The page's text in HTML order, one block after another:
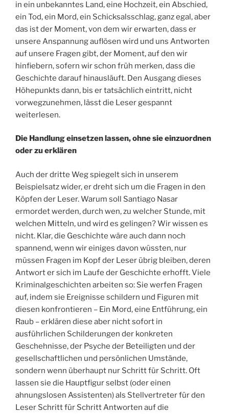
in ein unbekanntes Land, eine Hochzeit, ein Abschied,
ein Tod, ein Mord, ein Schicksalsschlag, ganz egal, aber
das ist der Moment, von dem wir erwarten, dass er
unsere Anspannung auflösen wird und uns Antworten
auf unsere Fragen gibt, der Moment, auf den wir
hinfiebern, sofern wir schon früh merken, dass die
Geschichte darauf hinausläuft. Den Ausgang dieses
Höhepunkts dann, bis er tatsächlich eintritt, nicht
vorwegzunehmen, lässt die Leser gespannt
weiterlesen.
Die Handlung einsetzen lassen, ohne sie einzuordnen
oder zu erklären
Auch der dritte Weg spiegelt sich in unserem
Beispielsatz wider, er dreht sich um die Fragen in den
Köpfen der Leser. Warum soll Santiago Nasar
ermordet werden, durch wen, zu welcher Stunde, mit
welchen Mitteln, und wird es gelingen? Wir wissen es
nicht. Klar, die Geschichte wäre auch dann noch
spannend, wenn wir einiges davon wüssten, nur
müssen Fragen im Kopf der Leser übrig bleiben, deren
Antwort er sich im Laufe der Geschichte erhofft. Viele
Kriminalgeschichten arbeiten so: Sie werfen Fragen
auf, indem sie Ereignisse schildern und Figuren mit
diesen konfrontieren – Ein Mord, eine Entführung, ein
Raub – erklären diese aber nicht sofort in
ausführlichen Schilderungen der konkreten
Geschehnisse, der Psyche der Beteiligten und der
gesellschaftlichen und persönlichen Umstände,
sondern wenn überhaupt nur Schritt für Schritt. Oft
lassen sie die Hauptfigur selbst (oder einen
ahnungslosen Assistenten) als Stellvertreter für den
Leser Schritt für Schritt Antworten auf die